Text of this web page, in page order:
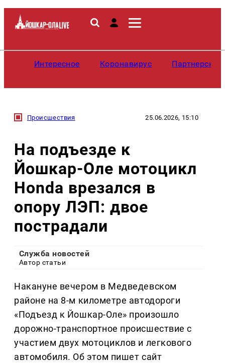
Интересное Коронавирус
Происшествия 25.06.2026, 15:10
На подъезде к
Йошкар-Оле мотоцикл
Honda врезался в
опору ЛЭП: двое
пострадали
Служба новостей
Автор статьи
Накануне вечером в Медведевском
районе на 8-м километре автодороги
«Подъезд к Йошкар-Оле» произошло
дорожно-транспортное происшествие с
участием двух мотоциклов и легкового
автомобиля. Об этом пишет сайт